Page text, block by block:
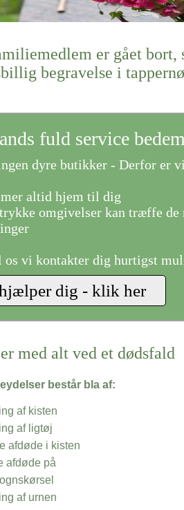
er gået bort,
begravelse i
fuld service
dyre butikker - Derfor er
altid hjem til dig
omgivelser kan træffe de
os vi kontakter dig hurtigst
med alt ved et dødsfald
består bla af:
af kisten
af ligtøj
afdøde i kisten
afdøde på
af urnen